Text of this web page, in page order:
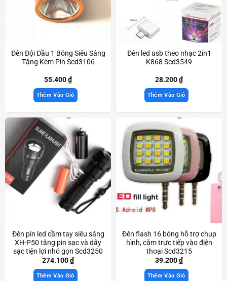
Đèn Đội Đầu 1 Bóng Siêu Sáng
Tặng Kèm Pin Scd3106
55.400₫
Thêm Vào Giỏ
Đèn led usb theo nhạc 2in1
K868 Scd3549
28.200₫
Thêm Vào Giỏ
Đèn pin led cầm tay siêu sáng
XH-P50 tặng pin sạc và dây
sạc tiện lợi nhỏ gọn Scd3250
274.100₫
Thêm Vào Giỏ
Đèn flash 16 bóng hỗ trợ chụp
hình, cắm trực tiếp vào điện
thoại Scd3215
39.200₫
Thêm Vào Giỏ